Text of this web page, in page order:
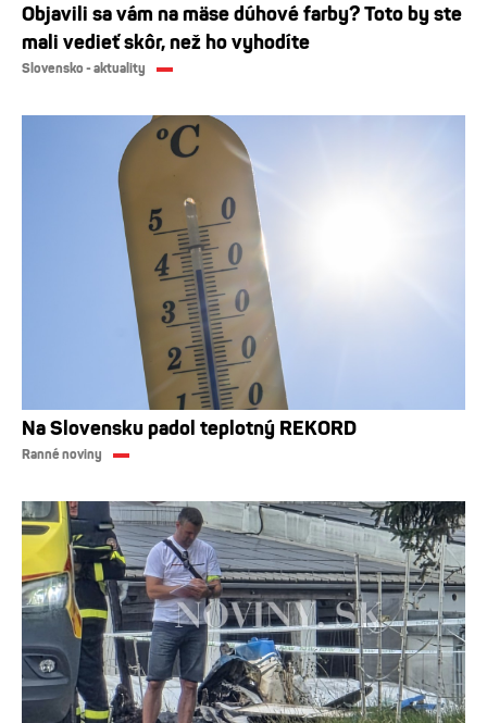
Objavili sa vám na mäse dúhové farby? Toto by ste
mali vedieť skôr, než ho vyhodíte
Slovensko - aktuality
Na Slovensku padol teplotný REKORD
Ranné noviny